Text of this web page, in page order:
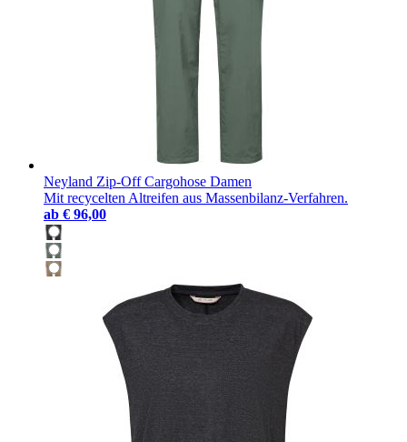
Neyland Zip-Off Cargohose Damen
Mit recycelten Altreifen aus Massenbilanz-Verfahren.
ab € 96,00